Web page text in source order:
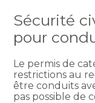
Sécurité
pour
Le permis de
restrictions au
être conduits
pas possible de